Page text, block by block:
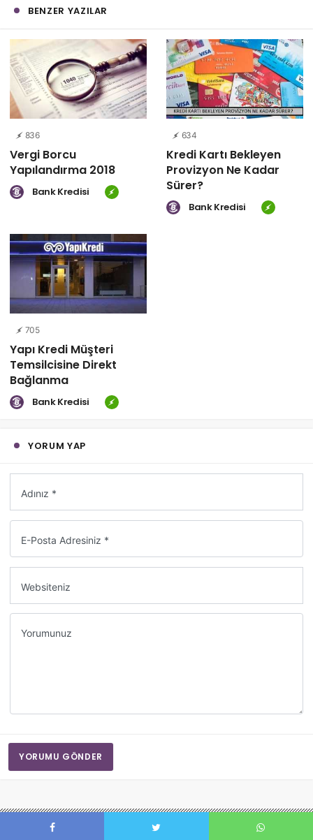
BENZER YAZILAR
836
Vergi Borcu
Yapılandırma 2018
Bank Kredisi
634
Kredi Kartı Bekleyen
Provizyon Ne Kadar
Sürer?
Bank Kredisi
705
Yapı Kredi Müşteri
Temsilcisine Direkt
Bağlanma
Bank Kredisi
YORUM YAP
Adınız *
E-Posta Adresiniz *
Websiteniz
Yorumunuz
YORUMU GÖNDER